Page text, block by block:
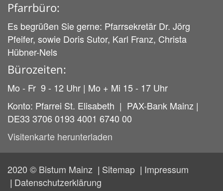
Pfarrbüro:
Es begrüßen Sie gerne: Pfarrsekretär Dr. Jörg
Pfeifer, sowie Doris Sutor, Karl Franz, Christa
Hübner-Nels
Bürozeiten:
Mo - Fr 9 - 12 Uhr | Mo + Mi 15 - 17 Uhr
Konto: Pfarrei St. Elisabeth | PAX-Bank Mainz |
DE33 3706 0193 4001 6740 00
Visitenkarte herunterladen
2020 © Bistum Mainz Sitemap
Impressum
Datenschutzerklärung